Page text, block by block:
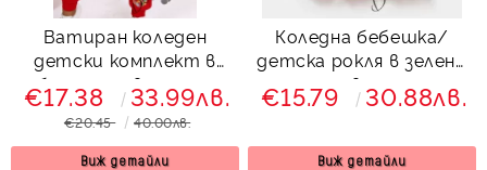
Ватиран коледен
детски комплект в
бяло и червено със
сърничка, катеричка и
зайче
€17.38 33.99лв.
€20.45 40.00лв.
Виж детайли
Коледна бебешка/
детска рокля в зелено
с пингтвинчета и
мека тюл пола в
€15.79 30.88лв.
Виж детайли